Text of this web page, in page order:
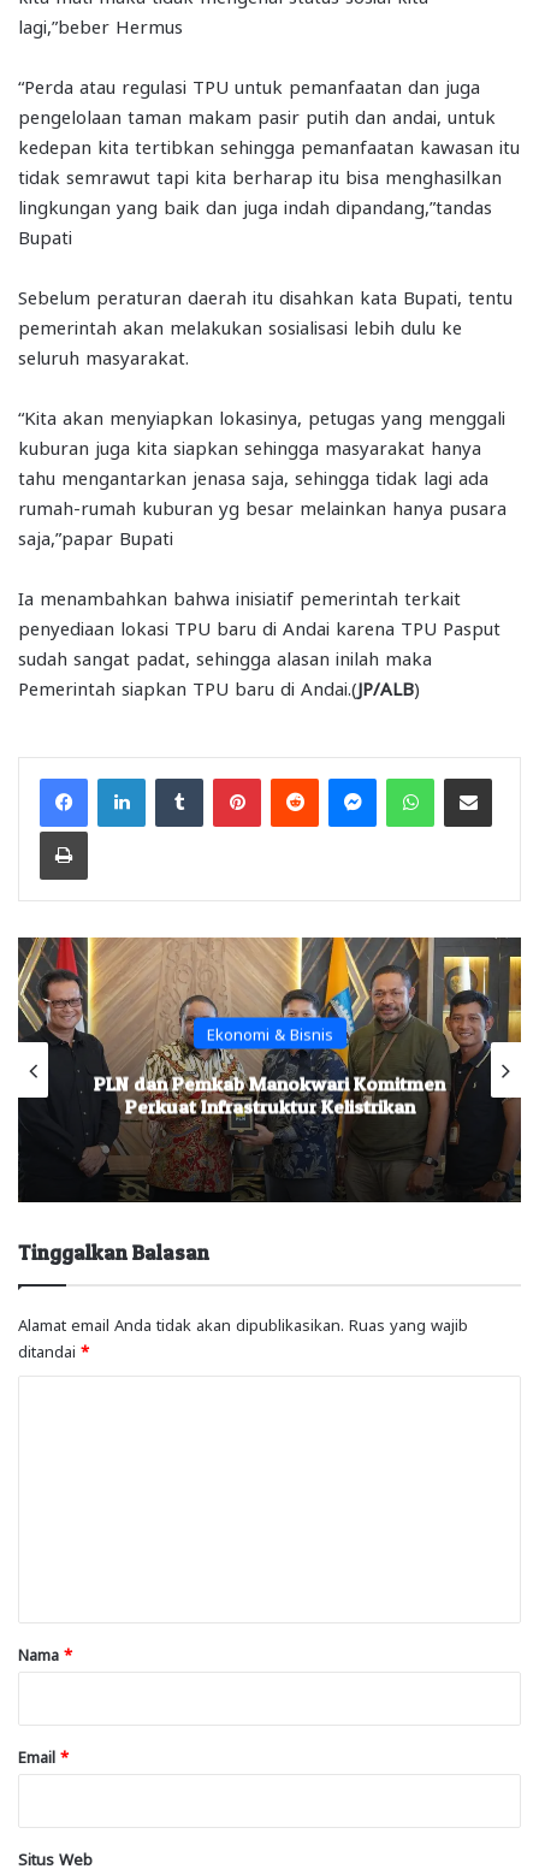
lagi,”beber Hermus
“Perda atau regulasi TPU untuk pemanfaatan dan juga
pengelolaan taman makam pasir putih dan andai, untuk
kedepan kita tertibkan sehingga pemanfaatan kawasan itu
tidak semrawut tapi kita berharap itu bisa menghasilkan
lingkungan yang baik dan juga indah dipandang,”tandas
Bupati
Sebelum peraturan daerah itu disahkan kata Bupati, tentu
pemerintah akan melakukan sosialisasi lebih dulu ke
seluruh masyarakat.
“Kita akan menyiapkan lokasinya, petugas yang menggali
kuburan juga kita siapkan sehingga masyarakat hanya
tahu mengantarkan jenasa saja, sehingga tidak lagi ada
rumah-rumah kuburan yg besar melainkan hanya pusara
saja,”papar Bupati
Ia menambahkan bahwa inisiatif pemerintah terkait
penyediaan lokasi TPU baru di Andai karena TPU Pasput
sudah sangat padat, sehingga alasan inilah maka
Pemerintah siapkan TPU baru di Andai.(JP/ALB)
FacebookLinkedInTumblr PinterestReddit MessengerWhatsAppShare via Email
Print
Ekonomi & Bisnis
PLN dan Pemkab Manokwari Komitmen
Perkuat Infrastruktur Kelistrikan
Tinggalkan Balasan
Alamat email Anda tidak akan dipublikasikan. Ruas yang wajib
ditandai *
rNama *
Email *
Situs Web